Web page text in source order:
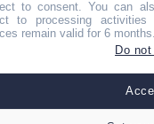
marques
to consent. You can
to processing
remain valid for 6
Do